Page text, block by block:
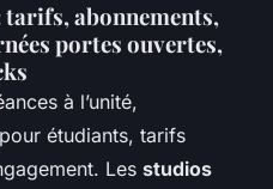
abonnements,
portes ouvertes,
à l’unité,
étudiants, tarifs
Les studios